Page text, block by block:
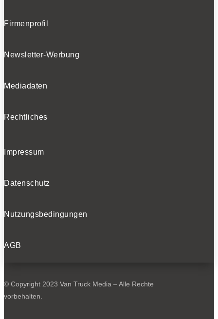
Firmenprofil
Newsletter-Werbung
Mediadaten
Rechtliches
Impressum
Datenschutz
Nutzungsbedingungen
AGB
© Copyright 2023 Van Truck Media – Alle Rechte
vorbehalten.